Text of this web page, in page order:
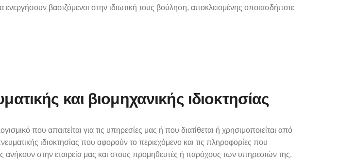
ενεργήσουν βασιζόμενοι στην ιδιωτική τους βούληση, αποκλειομένης οποιασδήποτε
και βιομηχανικής ιδιοκτησίας
που απαιτείται για τις υπηρεσίες μας ή που διατίθεται ή χρησιμοποιείται από
ιδιοκτησίας που αφορούν το περιεχόμενο και τις πληροφορίες που
ανήκουν στην εταιρεία μας και στους προμηθευτές ή παρόχους των υπηρεσιών της.